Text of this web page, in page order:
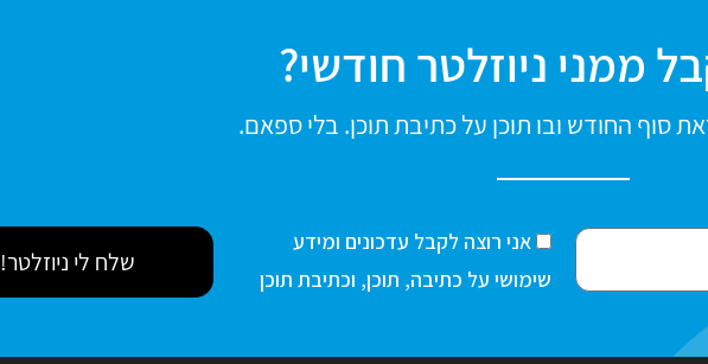
ממני ניוזלטר חודשי?
סוף החודש ובו תוכן על כתיבת תוכן. בלי ספאם.
ה
ס
אני רוצה לקבל עדכונים ומידע
שימושי על כתיבה, תוכן, וכתיבת תוכן
שלח לי ניוזלטר!